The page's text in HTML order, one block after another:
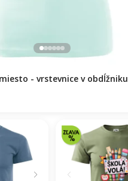
- vrstevnice v obdĺžniku